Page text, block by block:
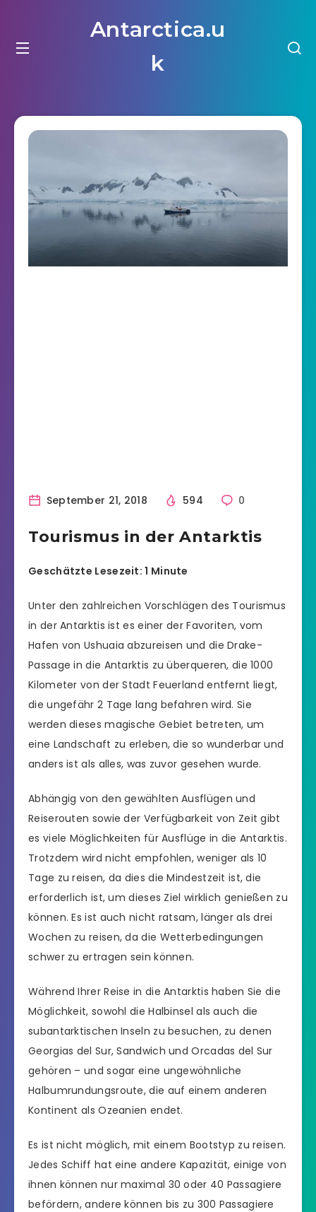
Antarctica.u
k
September 21, 2018 594 0
Tourismus in der Antarktis
Geschätzte Lesezeit: 1 Minute
Unter den zahlreichen Vorschlägen des Tourismus
in der Antarktis ist es einer der Favoriten, vom
Hafen von Ushuaia abzureisen und die Drake-
Passage in die Antarktis zu überqueren, die 1000
Kilometer von der Stadt Feuerland entfernt liegt,
die ungefähr 2 Tage lang befahren wird. Sie
werden dieses magische Gebiet betreten, um
eine Landschaft zu erleben, die so wunderbar und
anders ist als alles, was zuvor gesehen wurde.
Abhängig von den gewählten Ausflügen und
Reiserouten sowie der Verfügbarkeit von Zeit gibt
es viele Möglichkeiten für Ausflüge in die Antarktis.
Trotzdem wird nicht empfohlen, weniger als 10
Tage zu reisen, da dies die Mindestzeit ist, die
erforderlich ist, um dieses Ziel wirklich genießen zu
können. Es ist auch nicht ratsam, länger als drei
Wochen zu reisen, da die Wetterbedingungen
schwer zu ertragen sein können.
Während Ihrer Reise in die Antarktis haben Sie die
Möglichkeit, sowohl die Halbinsel als auch die
subantarktischen Inseln zu besuchen, zu denen
Georgias del Sur, Sandwich und Orcadas del Sur
gehören – und sogar eine ungewöhnliche
Halbumrundungsroute, die auf einem anderen
Kontinent als Ozeanien endet.
Es ist nicht möglich, mit einem Bootstyp zu reisen.
Jedes Schiff hat eine andere Kapazität, einige von
ihnen können nur maximal 30 oder 40 Passagiere
befördern, andere können bis zu 300 Passagiere